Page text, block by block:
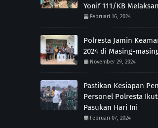
Yonif 111/KB
Februari 16, 2024
Polresta Jamin
2024 di Masing-
November 29, 2024
Pastikan Kesiapan
Personel Polresta
Pasukan Hari Ini
Februari 07, 2024